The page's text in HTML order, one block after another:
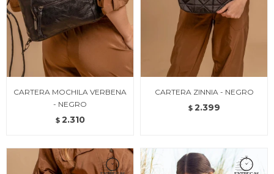
CARTERA MOCHILA VERBENA
- NEGRO
$ 2.310
CARTERA ZINNIA - NEGRO
$ 2.399